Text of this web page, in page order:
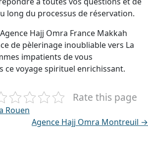
long du processus de réservation.
Hajj Omra France Makkah
de pèlerinage inoubliable vers La
impatients de vous
ce voyage spirituel enrichissant.
Rate this page
Rouen
Agence Hajj Omra Montreuil →